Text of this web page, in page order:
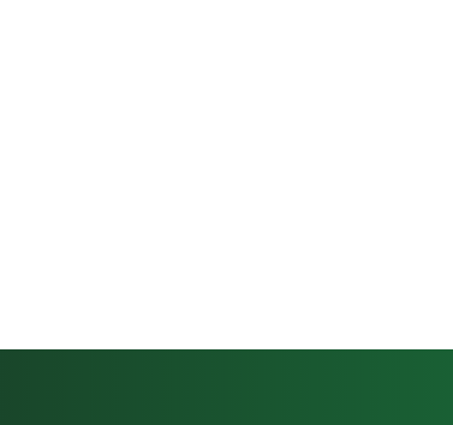
Como funciona NR-12 –